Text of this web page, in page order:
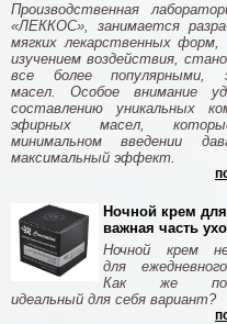
Производственная
«ЛЕККОС», занимается
мягких лекарственных
изучением воздействия,
все более популярными,
масел. Особое внимание
составлению уникальных
эфирных масел,
минимальном введении
максимальный эффект.
Ночной крем
важная часть
Ночной крем
для
Как же
идеальный для себя вариант?